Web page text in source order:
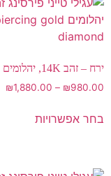
ירח – זהב 14K, יהלומים טבעיים.
₪980.00
–
₪1,880.00
בחר אפשרויות